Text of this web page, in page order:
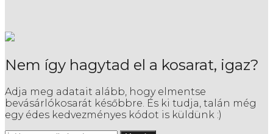
Nem így hagytad el a kosarat, igaz?
Adja meg adatait alább, hogy elmentse
bevásárlókosarát későbbre. És ki tudja, talán még
egy édes kedvezményes kódot is küldünk :)